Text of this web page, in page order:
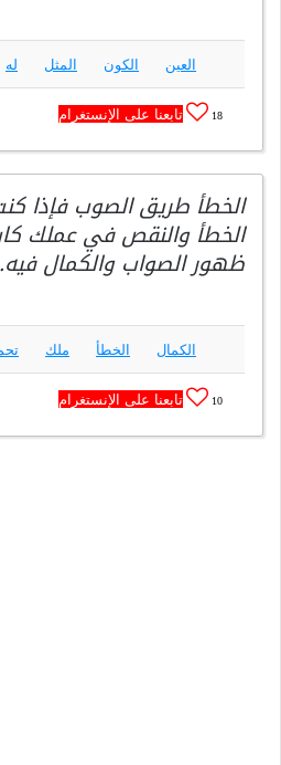
العين الكون المثل له
18 تابعنا على الإنستغرام
الخطأ طريق الصوب فإذا
الخطأ والنقص في عملك
ظهور الصواب والكمال فيه.
الكمال الخطأ ملك
10 تابعنا على الإنستغرام